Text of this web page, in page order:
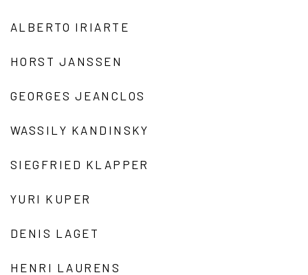
ALBERTO IRIARTE
HORST JANSSEN
GEORGES JEANCLOS
WASSILY KANDINSKY
SIEGFRIED KLAPPER
YURI KUPER
DENIS LAGET
HENRI LAURENS